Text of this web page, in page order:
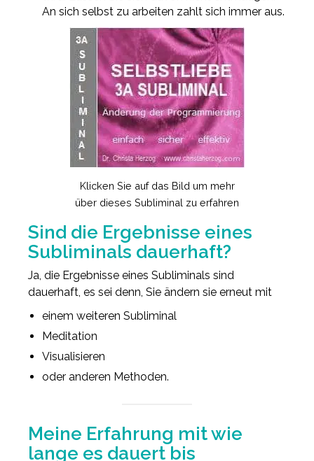
An sich selbst zu arbeiten zahlt sich immer aus.
Klicken Sie auf das Bild um mehr
über dieses Subliminal zu erfahren
Sind die Ergebnisse eines
Subliminals dauerhaft?
Ja, die Ergebnisse eines Subliminals sind
dauerhaft, es sei denn, Sie ändern sie erneut mit
einem weiteren Subliminal
Meditation
Visualisieren
oder anderen Methoden.
Meine Erfahrung mit wie
lange es dauert bis